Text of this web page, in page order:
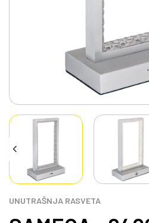
UNUTRAŠNJA RASVETA